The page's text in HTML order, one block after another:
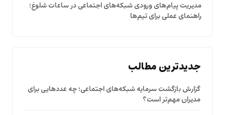
مدیریت پیام‌های ورودی شبکه‌های اجتماعی در ساعات شلوغ؛
راهنمای عملی برای تیم‌ها
جدیدترین مطالب
گزارش بازگشت سرمایه شبکه‌های اجتماعی؛ چه عددهایی برای
مدیران مهم‌تر است؟